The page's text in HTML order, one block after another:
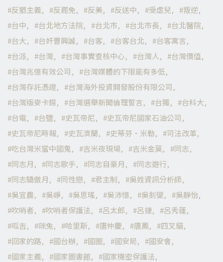
反猶主義
反罷免 反美 反送中 受虐兒
叛逆
台中
台北地方法院 台北市 台北市長
台北醫院
台大
台奸曹興誠 台客 台客台北
台客寓言
台派
台灣 台灣事實查核中心 台灣人
台灣價值
台灣兆億有效公司
台灣媒體的下限能有多低
台灣存託憑證
台灣海外投資開發股份有限公司
台灣版麥卡錫
台灣選舉新聞倫理誓言 台獨
台科大
台電
台鹽 史瓦帝尼
史瓦帝尼國家石油公司
史瓦帝尼時報
史瓦濟蘭 史蒂芬·米勒
司法改革
吃台灣米當中國鬼
吉米夜現場 吉米金莫
同志
同志月
同志歌手 同志自豪月
同志遊行
同志驕傲月
同性戀 君主制
吳姓資訊分析師
吳宜農
吳崢 吳思瑤 吳沛憶 吳釗燮
吳靜怡
吹哨者
吹哨者保護法 呂太郎 呂捷
呂秀蓮
呱吉
咪兔 哈里斯 唐仲慶 唐鳳
四叉貓
回家的路
國台辦 國圖 國安局
國安會
國家主義
國家圖書館
國家機密保護法